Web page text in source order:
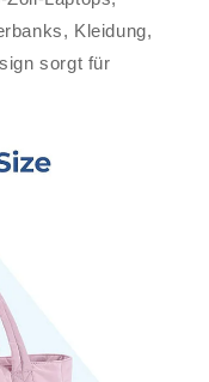
Kleidung,
sorgt für